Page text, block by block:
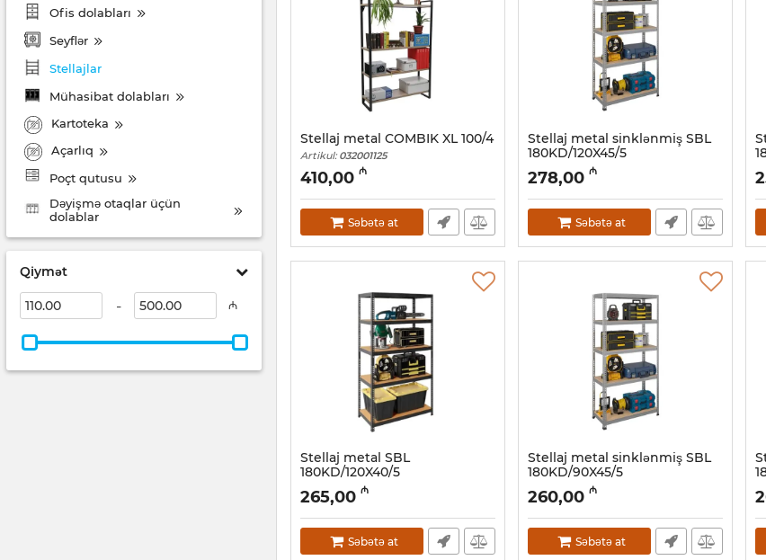
Ofis dolabları
Seyflər
Stellajlar
Mühasibat dolabları
Kartoteka
Açarlıq
Poçt qutusu
Dəyişmə otaqlar üçün
dolablar
Qiymət
- ₼
Stellaj metal COMBIK XL 100/4
Artikul: 032001125
410,00 ₼
Səbətə at
Stellaj metal sinklənmiş SBL
180KD/120X45/5
Artikul: 032001123
278,00 ₼
Səbətə at
Stellaj metal SBL
180KD/120X40/5
Artikul: 032001121
265,00 ₼
Səbətə at
Stellaj metal sinklənmiş SBL
180KD/90X45/5
Artikul: 032001120
260,00 ₼
Səbətə at